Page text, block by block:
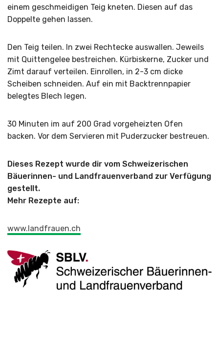
einem geschmeidigen Teig kneten. Diesen auf das
Doppelte gehen lassen.
Den Teig teilen. In zwei Rechtecke auswallen. Jeweils
mit Quittengelee bestreichen. Kürbiskerne, Zucker und
Zimt darauf verteilen. Einrollen, in 2-3 cm dicke
Scheiben schneiden. Auf ein mit Backtrennpapier
belegtes Blech legen.
30 Minuten im auf 200 Grad vorgeheizten Ofen
backen. Vor dem Servieren mit Puderzucker bestreuen.
Dieses Rezept wurde dir vom Schweizerischen
Bäuerinnen- und Landfrauenverband zur Verfügung
gestellt.
Mehr Rezepte auf:
www.landfrauen.ch